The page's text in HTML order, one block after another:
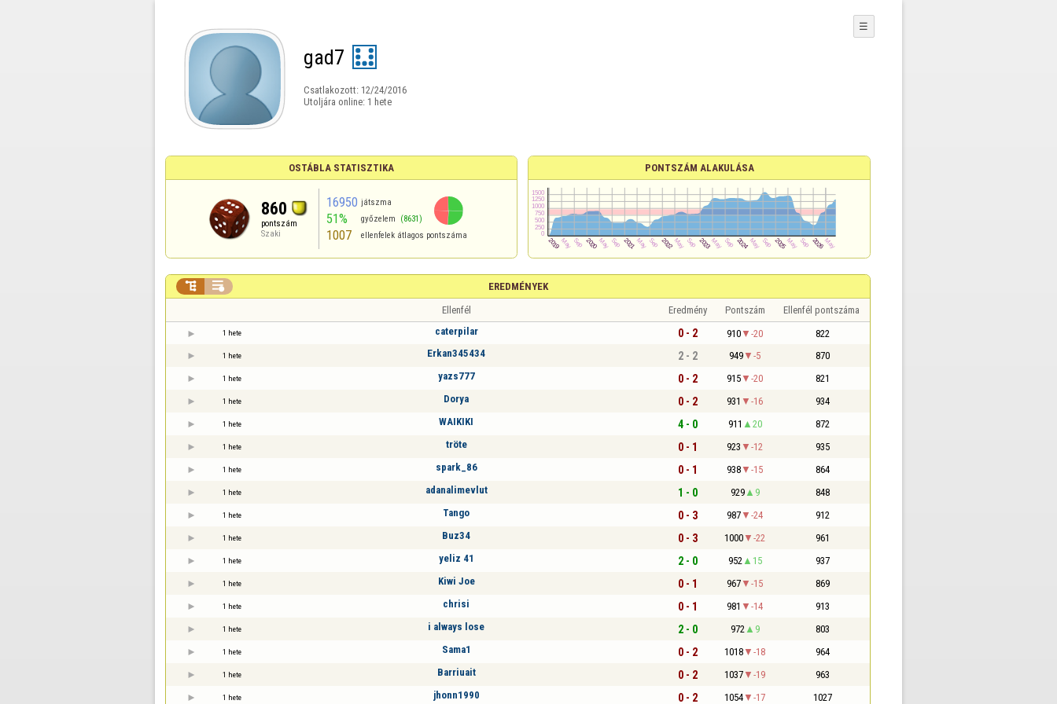
gad7
Csatlakozott: 12/24/2016
Utoljára online: 1 hete
☰
OSTÁBLA STATISZTIKA
860
pontszám
Szaki
16950 játszma
51% győzelem (8631)
1007 ellenfelek átlagos pontszáma
PONTSZÁM ALAKULÁSA
EREDMÉNYEK
 
Ellenfél Eredmény Pontszám Ellenfél pontszáma
1 hete caterpilar 0 - 2 910 -20 822
1 hete Erkan345434 2 - 2 949 -5 870
1 hete yazs777 0 - 2 915 -20 821
1 hete Dorya 0 - 2 931 -16 934
1 hete WAIKIKI 4 - 0 911 20 872
1 hete tröte 0 - 1 923 -12 935
1 hete spark_86 0 - 1 938 -15 864
1 hete adanalimevlut 1 - 0 929 9 848
1 hete Tango 0 - 3 987 -24 912
1 hete Buz34 0 - 3 1000 -22 961
1 hete yeliz 41 2 - 0 952 15 937
1 hete Kiwi Joe 0 - 1 967 -15 869
1 hete chrisi 0 - 1 981 -14 913
1 hete i always lose 2 - 0 972 9 803
1 hete Sama1 0 - 2 1018 -18 964
1 hete Barriuait 0 - 2 1037 -19 963
1 hete jhonn1990 0 - 2 1054 -17 1027